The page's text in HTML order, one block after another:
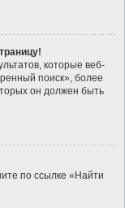
которые веб-
поиск», более
он должен быть
по ссылке «Найти